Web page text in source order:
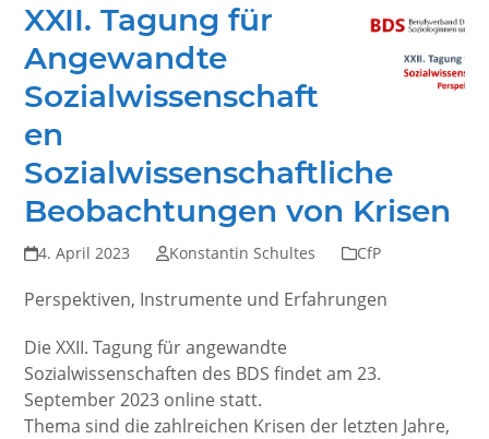
XXII. Tagung für
Angewandte
Sozialwissenschaft
en
Sozialwissenschaftliche
Beobachtungen von Krisen
4. April 2023 Konstantin Schultes CfP
Perspektiven, Instrumente und Erfahrungen
Die XXII. Tagung für angewandte
Sozialwissenschaften des BDS findet am 23.
September 2023 online statt.
Thema sind die zahlreichen Krisen der letzten Jahre,